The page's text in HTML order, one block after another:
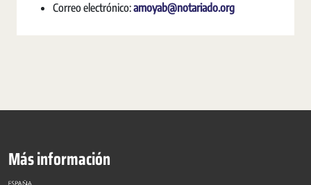
Correo electrónico:amoyab@notariado.org
Más información